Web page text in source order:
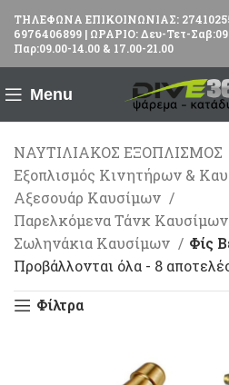
ΤΗΛΕΦΩΝΑ ΕΠΙΚΟΙΝΩΝΙΑΣ:
6976406899 | ΩΡΑΡΙΟ: Δευ-Τετ-
Παρ:09.00-14.00 & 17.00-21.00
Menu
ΝΑΥΤΙΛΙΑΚΟΣ ΕΞΟΠΛΙΣΜΟΣ
Εξοπλισμός Κινητήρων &
Αξεσουάρ Καυσίμων
Παρελκόμενα Τάνκ Καυσίμων
Σωληνάκια Καυσίμων
Φίς
Προβάλλονται όλα - 8
Φίλτρα